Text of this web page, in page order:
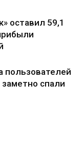
оставил 59,1
пользователей
спали